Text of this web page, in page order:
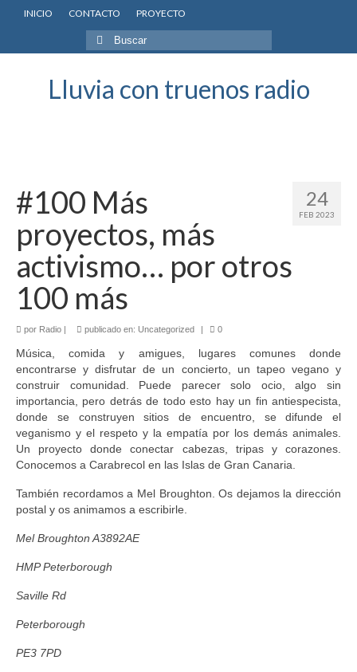
INICIO CONTACTO PROYECTO
Buscar
por:
Lluvia con truenos radio
24
FEB 2023
#100 Más
proyectos, más
activismo… por otros
100 más
por Radio | publicado en: Uncategorized | 0
Música, comida y amigues, lugares comunes donde
encontrarse y disfrutar de un concierto, un tapeo vegano y
construir comunidad. Puede parecer solo ocio, algo sin
importancia, pero detrás de todo esto hay un fin antiespecista,
donde se construyen sitios de encuentro, se difunde el
veganismo y el respeto y la empatía por los demás animales.
Un proyecto donde conectar cabezas, tripas y corazones.
Conocemos a Carabrecol en las Islas de Gran Canaria.
También recordamos a Mel Broughton. Os dejamos la dirección
postal y os animamos a escribirle.
Mel Broughton A3892AE
HMP Peterborough
Saville Rd
Peterborough
PE3 7PD